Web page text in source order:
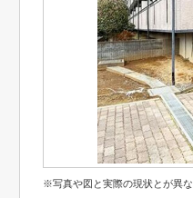
※写真や図と実際の現状とが異